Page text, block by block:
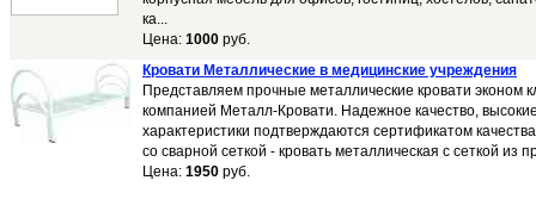
ка...
Цена: 1000 руб.
Кровати Металлические в медицинские учреждения
Представляем прочные металлические кровати эконом
компанией Металл-Кровати. Надежное качество, высокие
характеристики подтверждаются сертификатом
со сварной сеткой - кровать металлическая с сеткой из
Цена: 1950 руб.